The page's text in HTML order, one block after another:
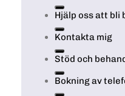
Hjälp oss att bli
Kontakta mig
Stöd och
Bokning av